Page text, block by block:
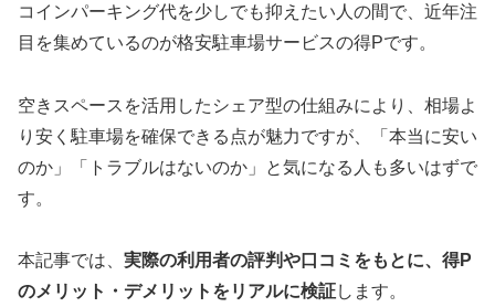
コインパーキング代を少しでも抑えたい人の間で、近年注
目を集めているのが格安駐車場サービスの得Pです。
空きスペースを活用したシェア型の仕組みにより、相場よ
り安く駐車場を確保できる点が魅力ですが、「本当に安い
のか」「トラブルはないのか」と気になる人も多いはずで
す。
本記事では、 実際の利用者の評判や口コミをもとに、得P
のメリット・デメリットをリアルに検証します。